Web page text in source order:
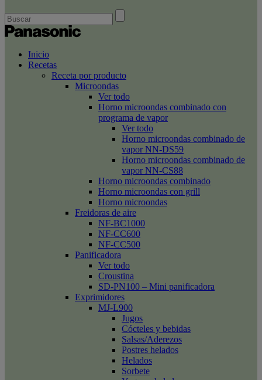
Inicio
Recetas
Receta por producto
Microondas
Ver todo
Horno microondas combinado con
programa de vapor
Ver todo
Horno microondas combinado de
vapor NN-DS59
Horno microondas combinado de
vapor NN-CS88
Horno microondas combinado
Horno microondas con grill
Horno microondas
Freidoras de aire
NF-BC1000
NF-CC600
NF-CC500
Panificadora
Ver todo
Croustina
SD-PN100 – Mini panificadora
Exprimidores
MJ-L900
Jugos
Cócteles y bebidas
Salsas/Aderezos
Postres helados
Helados
Sorbete